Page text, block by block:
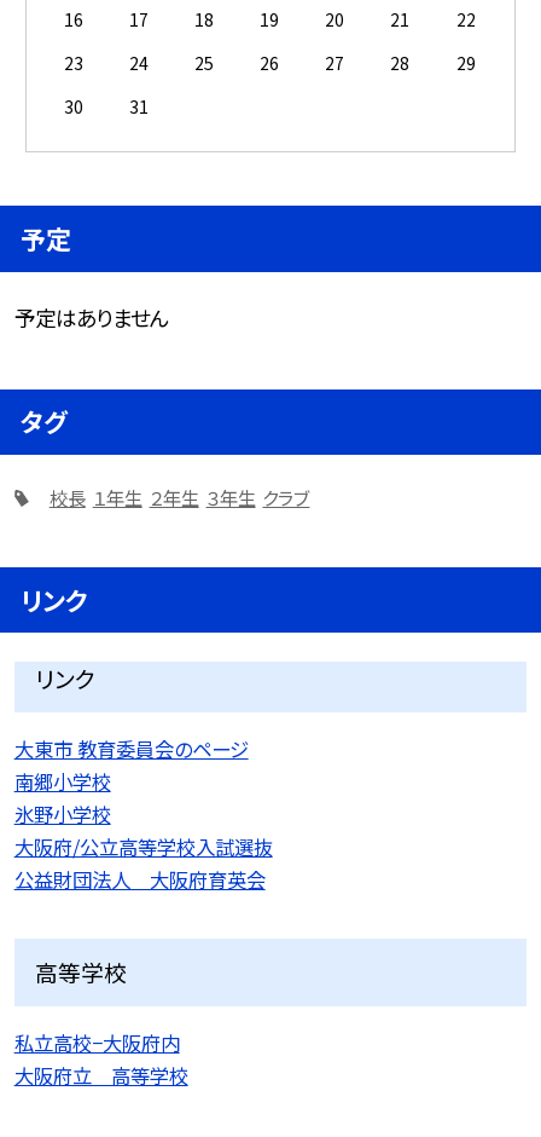
16
17 18 19 20 21
22
23
24 25 26 27 28
29
30
31
予定
予定はありません
タグ
校長 １年生 ２年生 ３年生 クラブ
リンク
リンク
大東市 教育委員会のページ
南郷小学校
氷野小学校
大阪府/公立高等学校入試選抜
公益財団法人 大阪府育英会
高等学校
私立高校−大阪府内
大阪府立 高等学校